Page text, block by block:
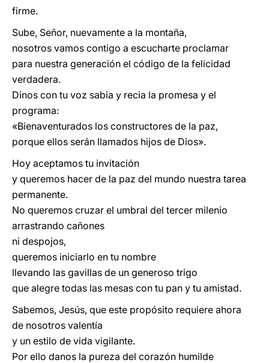
firme.
Sube, Señor, nuevamente a la montaña,
nosotros vamos contigo a escucharte proclamar
para nuestra generación el código de la felicidad
verdadera.
Dinos con tu voz sabia y recia la promesa y el
programa:
«Bienaventurados los constructores de la paz,
porque ellos serán llamados hijos de Dios».
Hoy aceptamos tu invitación
y queremos hacer de la paz del mundo nuestra tarea
permanente.
No queremos cruzar el umbral del tercer milenio
arrastrando cañones
ni despojos,
queremos iniciarlo en tu nombre
llevando las gavillas de un generoso trigo
que alegre todas las mesas con tu pan y tu amistad.
Sabemos, Jesús, que este propósito requiere ahora
de nosotros valentía
y un estilo de vida vigilante.
Por ello danos la pureza del corazón humilde